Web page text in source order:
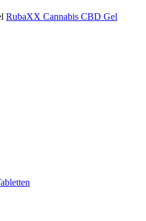
RubaXX Cannabis CBD Gel